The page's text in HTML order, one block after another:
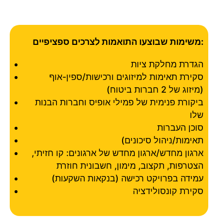
משימות שבוצעו התואמות לצרכים ספציפיים:
הגדרת מחלקת ציות
סקירת תאימות למיזוגים ורכישות/ספין-אוף
(מיזוג של 2 חברות ביטוח)
ביקורת פנימית של פמילי אופיס וחברות הבנות
שלו
סוכן העברות
(תאימות/ניהול סיכונים
ארגון מחדש/ארגון מחדש של ארגונים: קו חזיתי,
הצטרפות, תקצוב, מימון, חשבונית חוזרת
עמידה בפרויקט רכישה (בנקאות השקעות)
סקירת קונסולידציה